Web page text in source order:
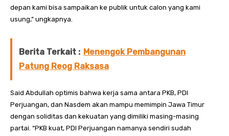
depan kami bisa sampaikan ke publik untuk calon yang kami
usung,” ungkapnya.
Berita Terkait : Menengok Pembangunan
Patung Reog Raksasa
Said Abdullah optimis bahwa kerja sama antara PKB, PDI
Perjuangan, dan Nasdem akan mampu memimpin Jawa Timur
dengan soliditas dan kekuatan yang dimiliki masing-masing
partai. “PKB kuat, PDI Perjuangan namanya sendiri sudah